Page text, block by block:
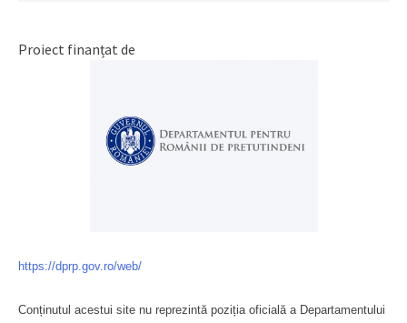
Proiect finanțat de
https://dprp.gov.ro/web/
Conținutul acestui site nu reprezintă poziția oficială a Departamentului